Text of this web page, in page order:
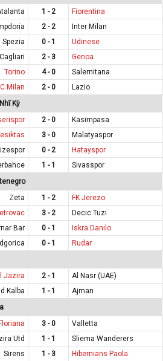
1 - 2
Fiorentina
2 - 2
Inter Milan
Spezia 0 - 1
Udinese
Cagliari 2 - 3
Genoa
Torino 4 - 0
Salernitana
Milan 2 - 0
Lazio
Kỳ
2 - 0
Kasimpasa
3 - 0
Malatyaspor
0 - 2
Hatayspor
1 - 1
Sivasspor
Zeta 1 - 2
FK Jerezo
3 - 2
Decic Tuzi
Bar 0 - 1
Iskra Danilo
0 - 1
Rudar
Jazira 2 - 1
Al Nasr (UAE)
Kalba 1 - 1
Ajman
3 - 0
Valletta
Utd 1 - 1
Sliema Wanderers
Sirens 1 - 3
Hibernians Paola